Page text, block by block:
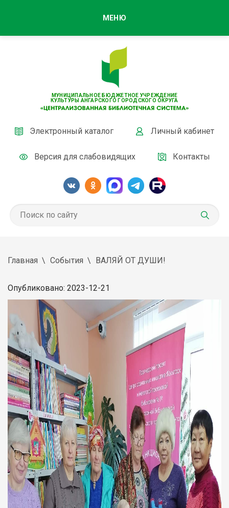
МУНИЦИПАЛЬНОЕ БЮДЖЕТНОЕ УЧРЕЖДЕНИЕ
КУЛЬТУРЫ АНГАРСКОГО ГОРОДСКОГО ОКРУГА
Электронный каталог Личный кабинет
Версия для слабовидящих Контакты
МЕНЮ
Главная События ВАЛЯЙ ОТ ДУШИ!
Опубликовано: 2023-12-21